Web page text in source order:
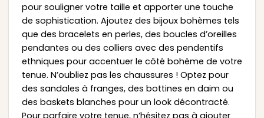
pour souligner votre taille et apporter une touche
de sophistication. Ajoutez des bijoux bohèmes tels
que des bracelets en perles, des boucles d’oreilles
pendantes ou des colliers avec des pendentifs
ethniques pour accentuer le côté bohème de votre
tenue. N’oubliez pas les chaussures ! Optez pour
des sandales à franges, des bottines en daim ou
des baskets blanches pour un look décontracté.
Pour parfaire votre tenue, n’hésitez pas à ajouter